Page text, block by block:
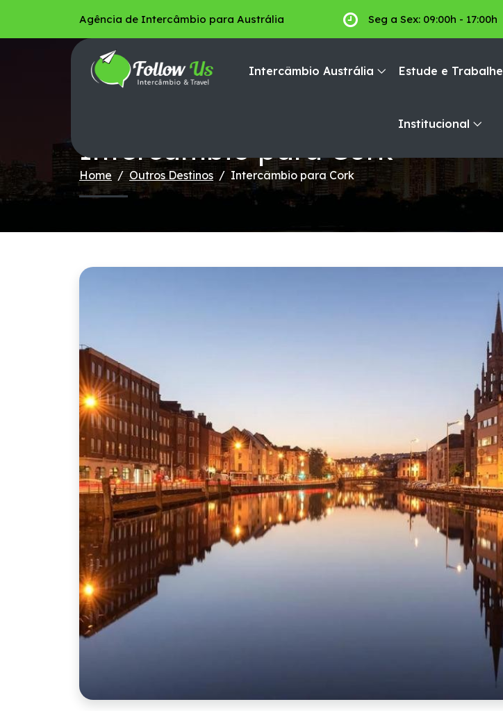
Agência de Intercâmbio para Austrália Seg a Sex: 09:00h - 17:00h
Intercâmbio Austrália Estude e Trabalhe
Institucional
Intercâmbio para Cork
Home Outros Destinos Intercâmbio para Cork